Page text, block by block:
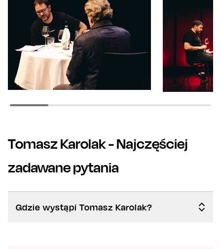
Tomasz Karolak- Najczęściej
zadawane pytania
Gdzie wystąpi Tomasz Karolak?